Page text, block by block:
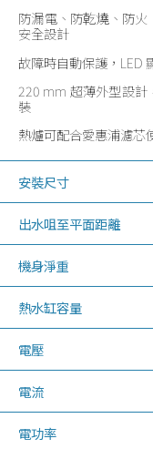
防漏電、防乾燒、防
安全設計
故障時自動保護，LED
220 mm 超薄外型設
裝
熱爐可配合愛惠浦濾芯
安裝尺寸
出水咀至平面距離
機身淨重
熱水缸容量
電壓
電流
電功率